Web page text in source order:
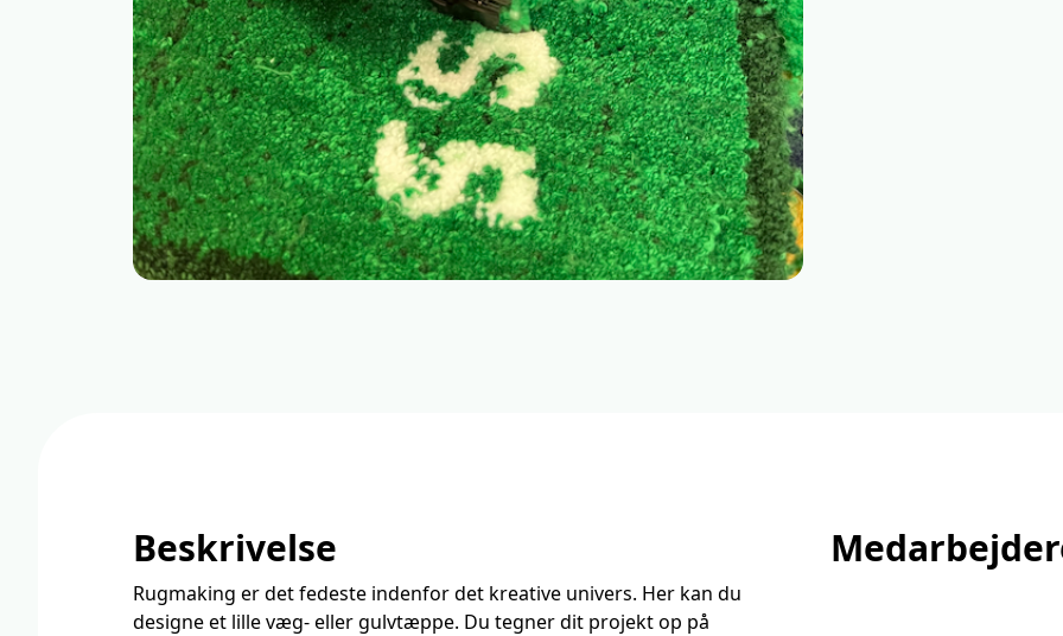
Beskrivelse
Rugmaking er det fedeste indenfor det kreative univers. Her kan du
designe et lille væg- eller gulvtæppe. Du tegner dit projekt op på